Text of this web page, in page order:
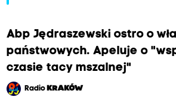
Abp Jędraszewski ostro o
państwowych. Apeluje o
czasie tacy mszalnej"
Radio KRAKÓW